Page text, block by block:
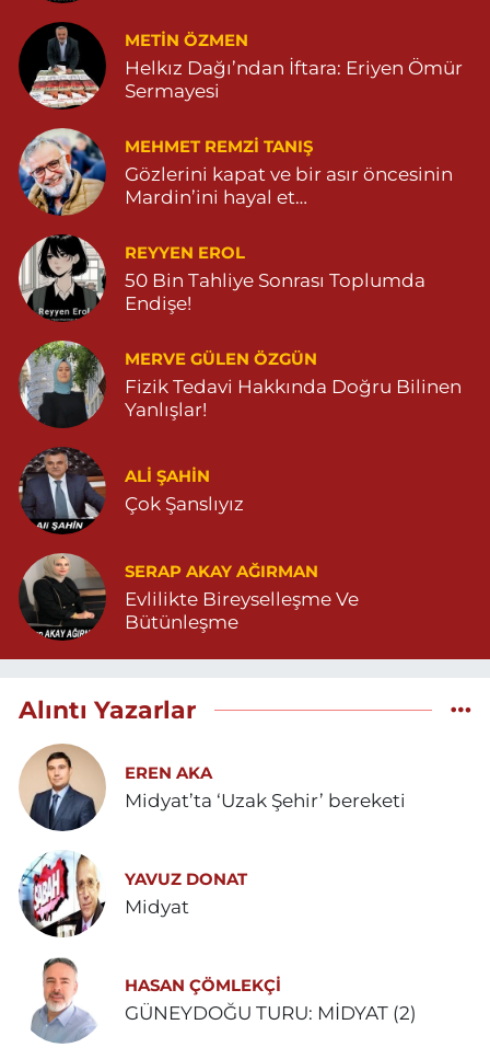
METIN ÖZMEN
Helkız Dağı’ndan İftara: Eriyen Ömür
Sermayesi
MEHMET REMZI TANIŞ
Gözlerini kapat ve bir asır öncesinin
Mardin’ini hayal et…
REYYEN EROL
50 Bin Tahliye Sonrası Toplumda
Endişe!
MERVE GÜLEN ÖZGÜN
Fizik Tedavi Hakkında Doğru Bilinen
Yanlışlar!
ALI ŞAHİN
Çok Şanslıyız
SERAP AKAY AĞIRMAN
Evlilikte Bireyselleşme Ve
Bütünleşme
Alıntı Yazarlar
EREN AKA
Midyat’ta ‘Uzak Şehir’ bereketi
YAVUZ DONAT
Midyat
HASAN ÇÖMLEKÇİ
GÜNEYDOĞU TURU: MİDYAT (2)